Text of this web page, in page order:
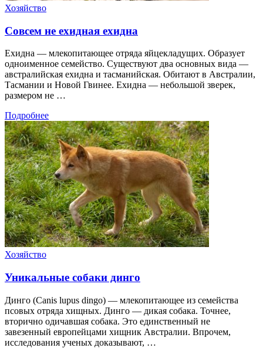
Хозяйство
Совсем не ехидная ехидна
Ехидна — млекопитающее отряда яйцекладущих. Образует
одноименное семейство. Существуют два основных вида —
австралийская ехидна и тасманийская. Обитают в Австралии,
Тасмании и Новой Гвинее. Ехидна — небольшой зверек,
размером не …
Подробнее
Хозяйство
Уникальные собаки динго
Динго (Canis lupus dingo) — млекопитающее из семейства
псовых отряда хищных. Динго — дикая собака. Точнее,
вторично одичавшая собака. Это единственный не
завезенный европейцами хищник Австралии. Впрочем,
исследования ученых доказывают, …